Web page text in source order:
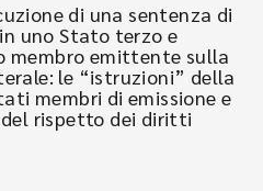
di una sentenza di
uno Stato terzo e
membro emittente sulla
le “istruzioni” della
membri di emissione e
rispetto dei diritti